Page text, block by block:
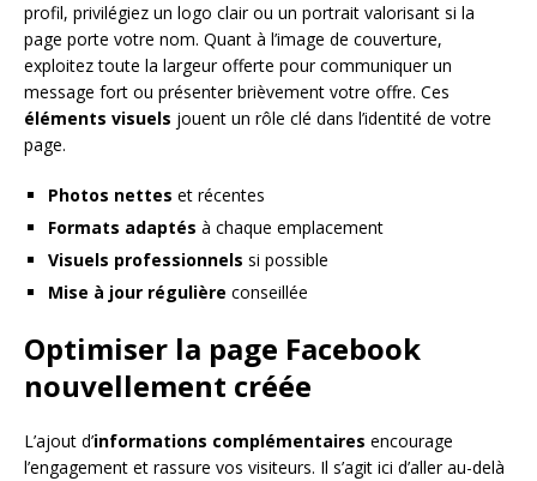
profil, privilégiez un logo clair ou un portrait valorisant si la
page porte votre nom. Quant à l’image de couverture,
exploitez toute la largeur offerte pour communiquer un
message fort ou présenter brièvement votre offre. Ces
éléments visuels jouent un rôle clé dans l’identité de votre
page.
Photos nettes et récentes
Formats adaptés à chaque emplacement
Visuels professionnels si possible
Mise à jour régulière conseillée
Optimiser la page Facebook
nouvellement créée
L’ajout d’informations complémentaires encourage
l’engagement et rassure vos visiteurs. Il s’agit ici d’aller au-delà